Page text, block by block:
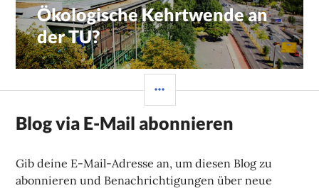
Nächster
Beitrag:
Ökologische Kehrtwende an
der TU?
Blog via E-Mail abonnieren
Gib deine E-Mail-Adresse an, um diesen Blog zu
abonnieren und Benachrichtigungen über neue